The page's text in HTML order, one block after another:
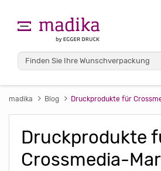
madika Blog Druckprodukte für
Druckprodukte
Crossmedia-